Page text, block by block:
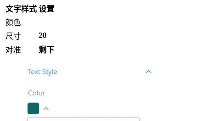
文字样式 设置
颜色
尺寸
20
对准
剩下